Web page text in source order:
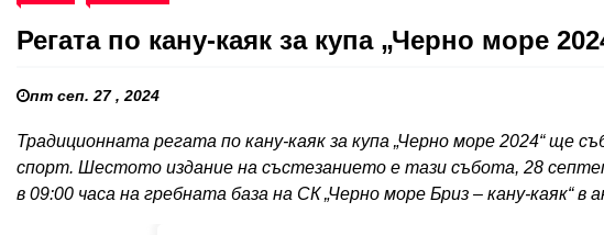
Регата по кану-каяк за купа „Черно море
пт сеп. 27 , 2024
Традиционната регата по кану-каяк за купа „Черно море 2024“ ще
спорт. Шестото издание на състезанието е тази събота, 28
в 09:00 часа на гребната база на СК „Черно море Бриз – кану-каяк“